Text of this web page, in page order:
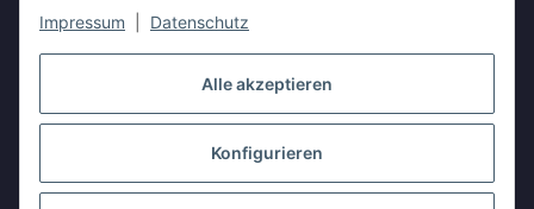
Alle akzeptieren
Konfigurieren
Impressum Datenschutz
Vertrag widerrufen